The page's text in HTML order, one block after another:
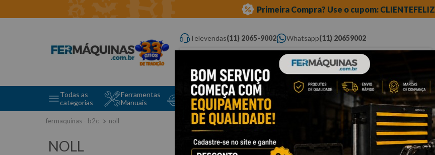
Primeira Compra? Use o cupom: CLIENTEFELIZ
Televendas(11) 2065-9002 Whatsapp(11) 20659002
Digite aqui o que você procura...
Todas as
categorias
Ferramentas
Manuais
Ferramentas Elétricas
e Máquinas
Ferramentas
Ferramentas
Automotivas Especiais
noll
NOLL